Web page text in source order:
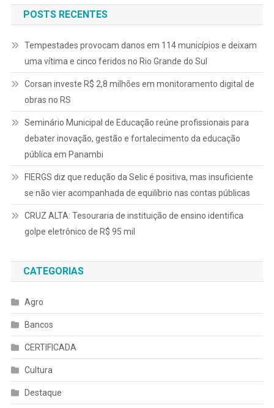
POSTS RECENTES
Tempestades provocam danos em 114 municípios e deixam
uma vítima e cinco feridos no Rio Grande do Sul
Corsan investe R$ 2,8 milhões em monitoramento digital de
obras no RS
Seminário Municipal de Educação reúne profissionais para
debater inovação, gestão e fortalecimento da educação
pública em Panambi
FIERGS diz que redução da Selic é positiva, mas insuficiente
se não vier acompanhada de equilíbrio nas contas públicas
CRUZ ALTA: Tesouraria de instituição de ensino identifica
golpe eletrônico de R$ 95 mil
CATEGORIAS
Agro
Bancos
CERTIFICADA
Cultura
Destaque